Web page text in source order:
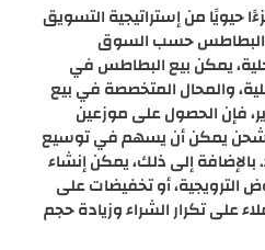
حيويًا من إستراتيجية التسويق
البطاطس حسب السوق
يمكن بيع البطاطس في
والمحال المتخصصة في بيع
فإن الحصول على موزعين
شحن يمكن أن يسهم في توسيع
بالإضافة إلى ذلك، يمكن إنشاء
الترويجية، أو تخفيضات على
على تكرار الشراء وزيادة حجم